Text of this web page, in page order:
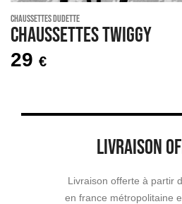
Chaussettes Dudette
Chaussettes TWIGGY
29 €
LIVRAISON
Livraison offerte à partir
en france métropolitaine